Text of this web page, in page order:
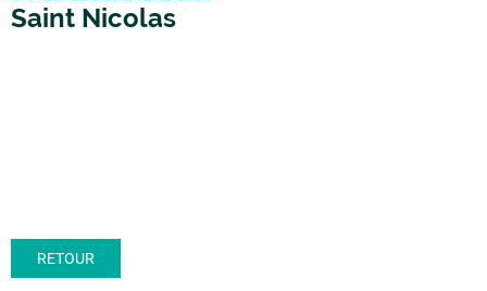
Saint Nicolas
RETOUR